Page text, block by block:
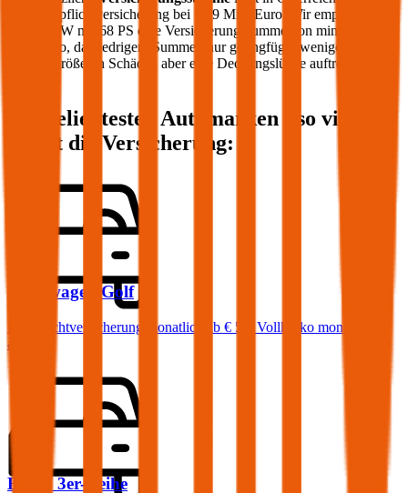
Kfz-Haftpflichtversicherung bei 7,79 Mio. Euro. Wir empfehlen für
Ihren PKW mit
68 PS eine Versicherungssumme von mindestens 20
Mio. Euro, da niedrigere Summen nur geringfügig weniger kosten
und bei größeren Schäden aber eine Deckungslücke auftreten
Die beliebtesten Automarken - so viel
kostet die Versicherung:
Volkswagen Golf
Haftpflichtversicherung monatlich ab € 50
Vollkasko monatlich
ab …
BMW 3er-Reihe